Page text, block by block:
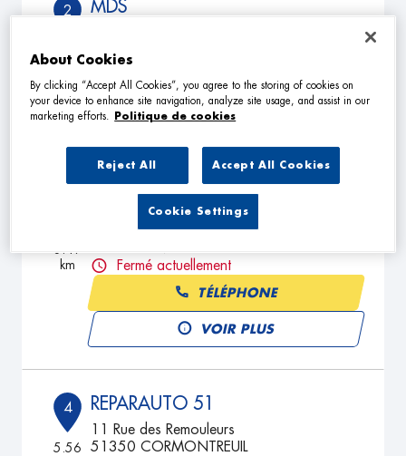
2
km
MDS
Fermé actuellement
TÉLÉPHONE
km
JCD EVOLUTION 4X4
2 Rue Marie Louise Burgert
Fermé actuellement
TÉLÉPHONE
VOIR PLUS
4
5.56
REPARAUTO 51
11 Rue des Remouleurs
51350 CORMONTREUIL
About Cookies
By clicking “Accept All Cookies”, you agree to the storing of cookies on
your device to enhance site navigation, analyze site usage, and assist in our
marketing efforts.
Politique de cookies
Reject All Accept All Cookies
Cookie Settings